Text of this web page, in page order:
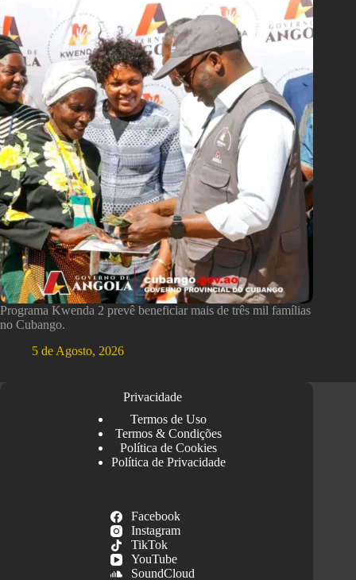
Programa Kwenda 2 prevê beneficiar mais de três mil famílias
no Cubango.
5 de Agosto, 2026
Privacidade
Termos de Uso
Termos & Condições
Política de Cookies
Política de Privacidade
Facebook
Instagram
TikTok
YouTube
SoundCloud